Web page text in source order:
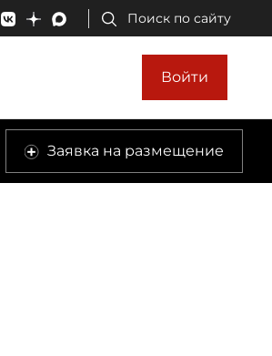
Поиск по сайту
Войти
Заявка на размещение